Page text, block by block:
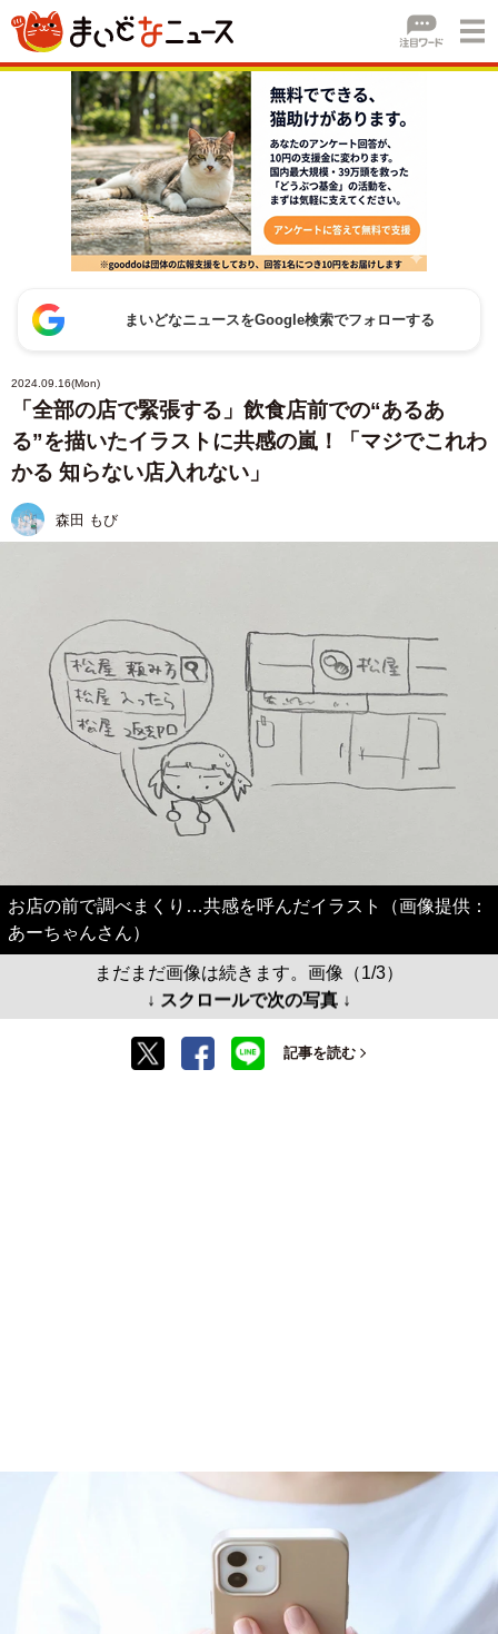
まいどなニュースをGoogle検索でフォローする
2024.09.16(Mon)
「全部の店で緊張する」飲食店前での“あるあ
る”を描いたイラストに共感の嵐！「マジでこれわ
かる 知らない店入れない」
森田 もび
お店の前で調べまくり…共感を呼んだイラスト（画像提供：
あーちゃんさん）
まだまだ画像は続きます。画像（1/3）
↓ スクロールで次の写真 ↓
記事を読む